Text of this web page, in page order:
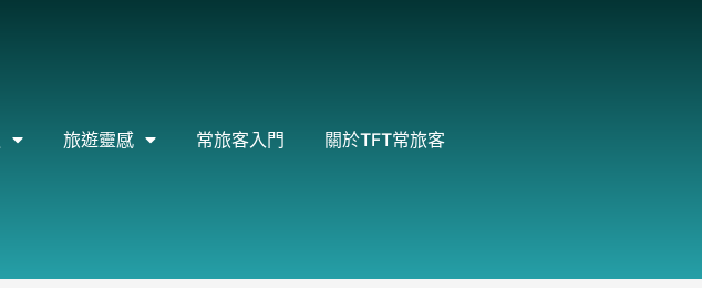
旅遊靈感 常旅客入門 關於TFT常旅客